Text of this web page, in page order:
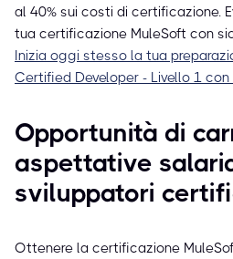
al 40% sui costi di certificazione.
tua certificazione MuleSoft con
Inizia oggi stesso la tua
Certified Developer - Livello 1 con
Opportunità di
aspettative
sviluppatori
Ottenere la certificazione